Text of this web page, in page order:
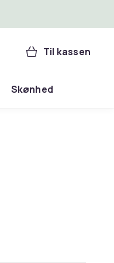
Til kassen
Skønhed